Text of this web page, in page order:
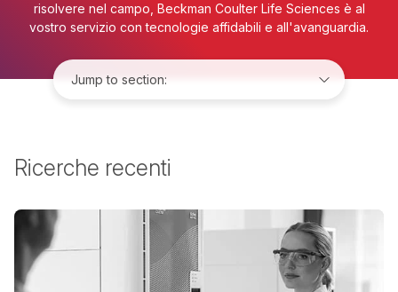
risolvere nel campo, Beckman Coulter Life Sciences è al
vostro servizio con tecnologie affidabili e all'avanguardia.
Ricerche recenti